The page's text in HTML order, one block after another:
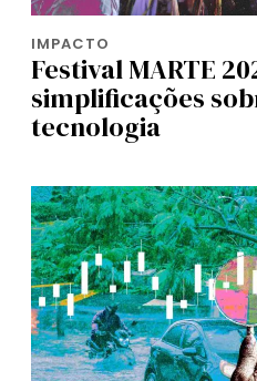
IMPACTO
Festival MARTE
simplificações
tecnologia